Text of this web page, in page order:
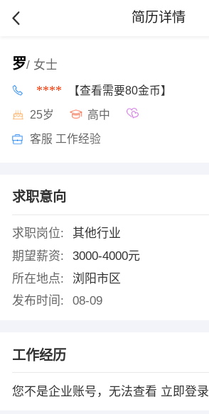
简历详情
罗/ 女士
**** 【查看需要80金币】
25岁 高中
客服 工作经验
求职意向
求职岗位:
其他行业
期望薪资:
3000-4000元
所在地点:
浏阳市区
发布时间:
08-09
工作经历
您不是企业账号，无法查看 立即登录